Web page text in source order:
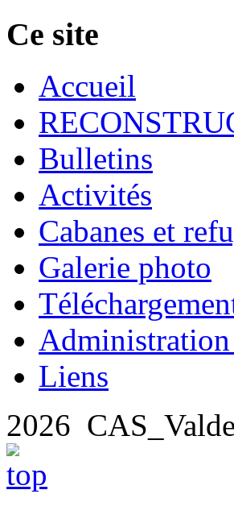
Ce site
Accueil
Bulletins
Activités
Cabanes et
Galerie photo
Liens
2026